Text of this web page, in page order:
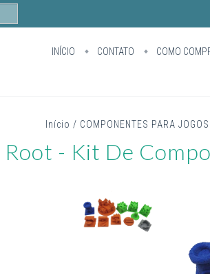
INÍCIO CONTATO COMO
Início / COMPONENTES PARA JOGOS
Root - Kit De